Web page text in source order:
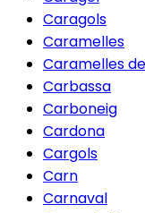
Caragols
Caramelles
Caramelles
Carbassa
Carboneig
Cardona
Cargols
Carn
Carnaval